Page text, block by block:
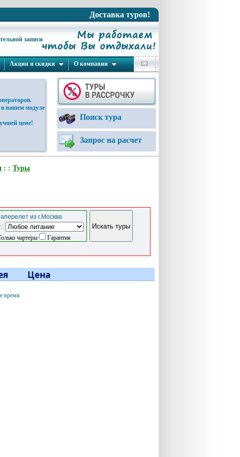
Доставка туров!
записи
Акции и скидки О компании
нашем модуле
цене!
Поиск тура
Запрос на расчет
: : Туры
из г.Москва
чартеры
Гарантия
Цена
время